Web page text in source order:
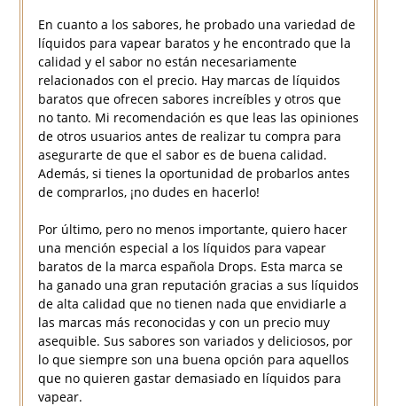
En cuanto a los sabores, he probado una variedad de
líquidos para vapear baratos y he encontrado que la
calidad y el sabor no están necesariamente
relacionados con el precio. Hay marcas de líquidos
baratos que ofrecen sabores increíbles y otros que
no tanto. Mi recomendación es que leas las opiniones
de otros usuarios antes de realizar tu compra para
asegurarte de que el sabor es de buena calidad.
Además, si tienes la oportunidad de probarlos antes
de comprarlos, ¡no dudes en hacerlo!
Por último, pero no menos importante, quiero hacer
una mención especial a los líquidos para vapear
baratos de la marca española Drops. Esta marca se
ha ganado una gran reputación gracias a sus líquidos
de alta calidad que no tienen nada que envidiarle a
las marcas más reconocidas y con un precio muy
asequible. Sus sabores son variados y deliciosos, por
lo que siempre son una buena opción para aquellos
que no quieren gastar demasiado en líquidos para
vapear.